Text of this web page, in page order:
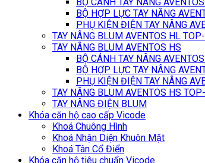
BỘ HỢP LỰC TAY NÂNG
PHỤ KIỆN ĐIỆN TAY NÂNG
TAY NÂNG BLUM AVENTOS HL
TAY NÂNG BLUM AVENTOS HS
BỘ CÁNH TAY NÂNG
BỘ HỢP LỰC TAY NÂNG
PHỤ KIỆN ĐIỆN TAY NÂNG
TAY NÂNG BLUM AVENTOS HS
TAY NÂNG ĐIỆN BLUM
Khóa căn hộ cao cấp Vicode
Khoá Chuông Hình
Khoá Nhận Diện Khuôn Mặt
Khoá Tân Cổ Điển
Khóa căn hộ tiêu chuẩn Vicode